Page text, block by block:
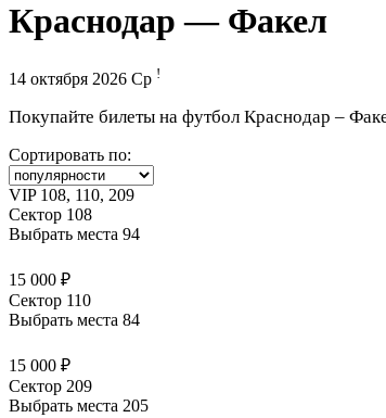
Краснодар — Факел
14 октября 2026 Ср !
Покупайте билеты на футбол Краснодар –
Сортировать по:
VIP 108, 110, 209
Сектор 108
Выбрать места 94
15 000 ₽
Сектор 110
Выбрать места 84
15 000 ₽
Сектор 209
Выбрать места 205